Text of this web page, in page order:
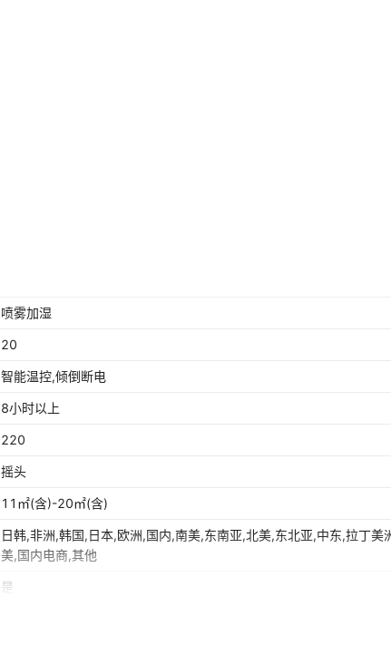
喷雾加湿
20
智能温控,倾倒断电
8小时以上
220
摇头
11㎡(含)-20㎡(含)
日韩,非洲,韩国,日本,欧洲,国内,南美,东南亚,北美,东北亚,中东,拉丁美
美,国内电商,其他
是